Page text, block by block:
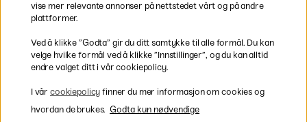
Rask og smidig levering
vise mer relevante annonser på nettstedet vårt og på andre
plattformer.
Ved å klikke ”Godta” gir du ditt samtykke til alle formål. Du kan
velge hvilke formål ved å klikke ”Innstillinger”, og du kan alltid
endre valget ditt i vår cookiepolicy.
I vår cookiepolicy finner du mer informasjon om cookies og
hvordan de brukes. Godta kun nødvendige